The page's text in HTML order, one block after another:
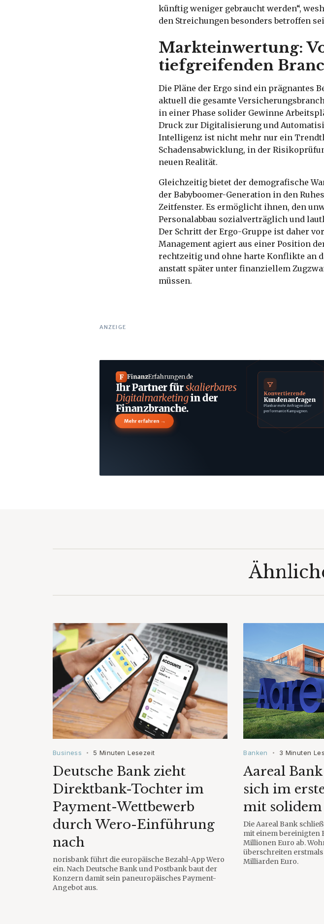
künftig weniger gebraucht werden“,
den Streichungen besonders betroffen
Markteinwertung:
tiefgreifenden
Die Pläne der Ergo sind ein prägnantes
aktuell die gesamte
in einer Phase solider Gewinne
Druck zur Digitalisierung und
Intelligenz ist nicht mehr nur ein
Schadensabwicklung, in der
neuen Realität.
Gleichzeitig bietet der demografische
der Babyboomer-Generation in den
Zeitfenster. Es ermöglicht ihnen, den
Personalabbau sozialverträglich und
Der Schritt der Ergo-Gruppe ist daher
Management agiert aus einer Position
rechtzeitig und ohne harte Konflikte an
anstatt später unter finanziellem
müssen.
ANZEIGE
F FinanzErfahrungen.de
Ihr Partner fürskalierbares
Digitalmarketingin der
Finanzbranche.
Mehr erfahren→
Konvertierende
Kundenanfragen
Planbar mehr Anfragen über
performante Kampagnen.
Business • 5 Minuten Lesezeit
Deutsche Bank zieht
Direktbank-Tochter im
Payment-Wettbewerb
durch Wero-Einführung
nach
norisbank führt die europäische Bezahl-App Wero
ein. Nach Deutsche Bank und Postbank baut der
Konzern damit sein paneuropäisches Payment-
Angebot aus.
Banken • 3 Minuten
Aareal
sich im
mit solidem
Die Aareal Bank
mit einem bereinigten
Millionen Euro ab.
überschreiten
Milliarden Euro.